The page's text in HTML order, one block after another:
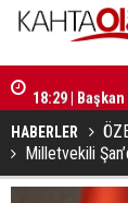
18:29 |
HABERLER
Milletvekili